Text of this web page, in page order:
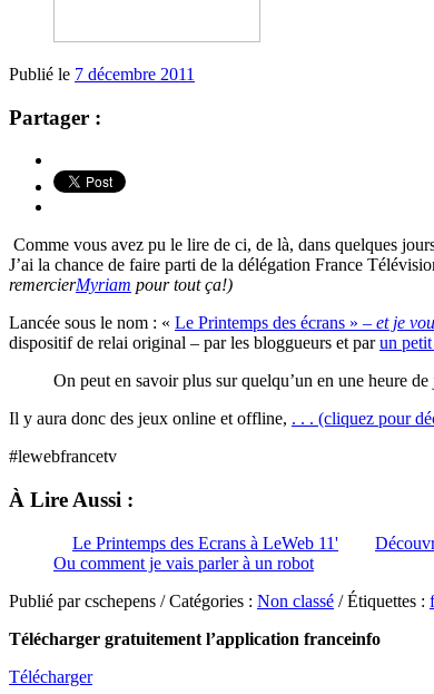
Publié le 7 décembre 2011
Partager :
Comme vous avez pu le lire de ci, de là, dans quelques
J’ai la chance de faire parti de la délégation France
remercierMyriam pour tout ça!)
Lancée sous le nom : « Le Printemps des écrans » – et je
dispositif de relai original – par les bloggueurs et parun
On peut en savoir plus sur quelqu’un en une heure
Il y aura donc des jeux online et offline, . . . (cliquez pour
#lewebfrancetv
À Lire Aussi :
Le Printemps des Ecrans à LeWeb 11'
Ou comment je vais parler à un robot
Publié par cschepens / Catégories : Non classé / Étiquettes :
Télécharger gratuitement l’application franceinfo
Télécharger